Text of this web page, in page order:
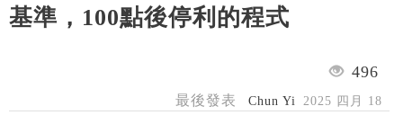
基準，100點後停利的程式
496
最後發表 Chun Yi 2025 四月 18